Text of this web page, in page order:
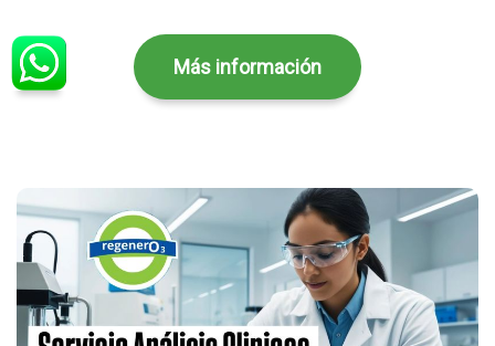
Más información